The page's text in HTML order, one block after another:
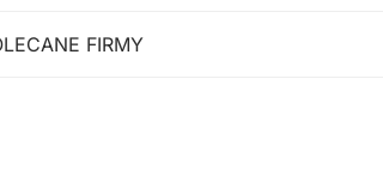
FIRMY